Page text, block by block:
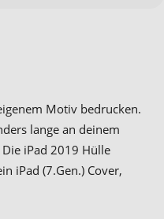
Motiv bedrucken.
lange an deinem
iPad 2019 Hülle
iPad (7.Gen.) Cover,